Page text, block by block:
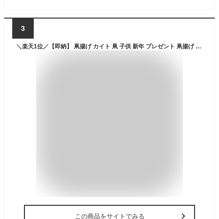
3
＼楽天1位／【即納】 凧揚げ カイト 凧 子供 新年 プレゼント 凧揚げ タコ揚げ 骨なしカイト 凧 スポーツ 外遊びキッズ 子供 おもちゃ 子供 玩具 レジャー ピクニック 公園 キャンプ 子供 プレゼント クリスマス お正月 クリスマス プレゼント
この商品をサイトでみる